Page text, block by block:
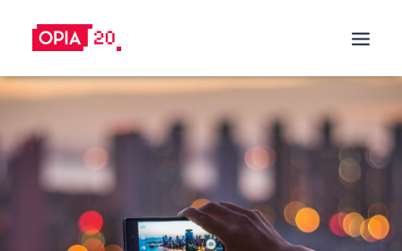
LES OFFRES PROMOTIONNELLES
OFFRE DE REMBOURSEMENT
OFFRE DE REPRISE
SATISFAIT OU REMBOURSÉ